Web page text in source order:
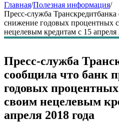
Главная/Полезная информация/
Пресс-служба
снижение годовых процентных
нецелевым кредитам с 15 апреля
Пресс-служба
сообщила что банк
годовых
своим нецелевым
апреля 2018 года